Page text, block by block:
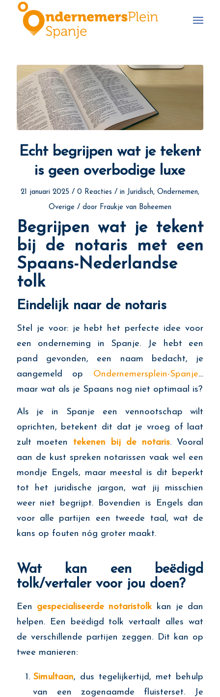
Echt begrijpen wat je tekent
is geen overbodige luxe
21 januari 2025 / 0 Reacties / in Juridisch, Ondernemen,
Overige / door Fraukje van Boheemen
Begrijpen wat je tekent
bij de notaris met een
Spaans-Nederlandse
tolk
Eindelijk naar de notaris
Stel je voor: je hebt het perfecte idee voor
een onderneming in Spanje. Je hebt een
pand gevonden, een naam bedacht, je
aangemeld op Ondernemersplein-Spanje…
maar wat als je Spaans nog niet optimaal is?
Als je in Spanje een vennootschap wilt
oprichten, betekent dit dat je vroeg of laat
zult moeten tekenen bij de notaris. Vooral
aan de kust spreken notarissen vaak wel een
mondje Engels, maar meestal is dit beperkt
tot het juridische jargon, wat jij misschien
weer niet begrijpt. Bovendien is Engels dan
voor alle partijen een tweede taal, wat de
kans op fouten nóg groter maakt.
Wat kan een beëdigd
tolk/vertaler voor jou doen?
Een gespecialiseerde notaristolk kan je dan
helpen. Een beëdigd tolk vertaalt alles wat
de verschillende partijen zeggen. Dit kan op
twee manieren:
Simultaan, dus tegelijkertijd, met behulp
van een zogenaamde fluisterset. Je